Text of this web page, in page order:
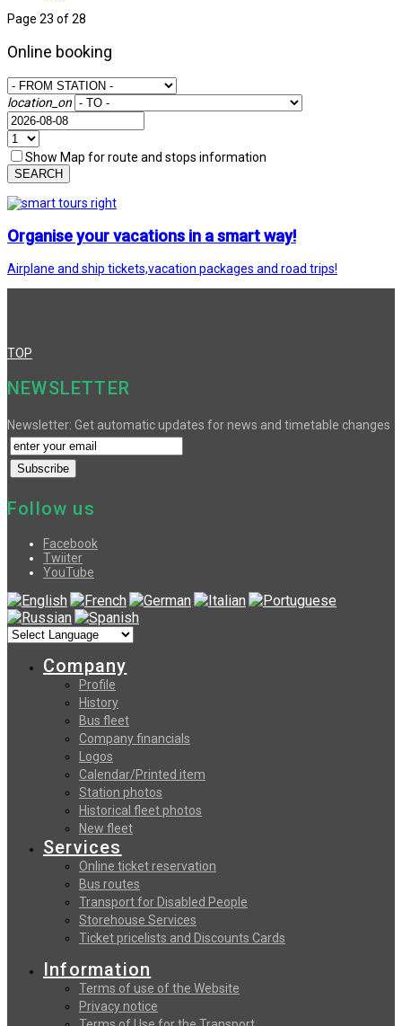
Page 23 of 28
Online booking
location_on
Show Map for route and stops information
SEARCH
Organise your vacations in a smart way!
Airplane and ship tickets,vacation packages and road trips!
TOP
NEWSLETTER
Newsletter: Get automatic updates for news and timetable changes
Follow us
Facebook
Twiiter
YouTube
Company
Profile
History
Bus fleet
Company financials
Logos
Calendar/Printed item
Station photos
Historical fleet photos
New fleet
Services
Online ticket reservation
Bus routes
Transport for Disabled People
Storehouse Services
Ticket pricelists and Discounts Cards
Information
Terms of use of the Website
Privacy notice